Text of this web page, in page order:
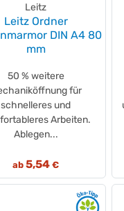
Leitz
Leitz Ordner
DIN A4 80
mm
50 % weitere
für
schnelleres und
Arbeiten.
Ablegen...
ab5,54 €